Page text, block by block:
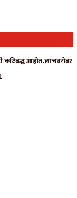
कटिबद्ध आहोत.त्याचबरोबर